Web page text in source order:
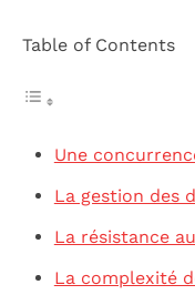
Table of Contents
Une
La gestion des
La résistance
La complexité